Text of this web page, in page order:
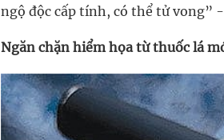
ngộ độc cấp tính, có thể tử vong”
Ngăn chặn hiểm họa từ thuốc lá